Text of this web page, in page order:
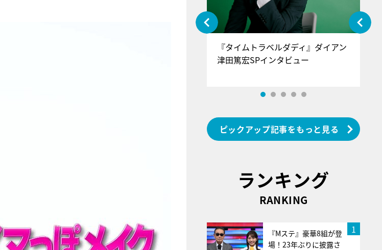
『タイムトラベルダディ』ダイアン
津田篤宏SPインタビュー
ピックアップ記事をもっと見る
ランキング
RANKING
1
『Mステ』豪華8組が登
場！23年ぶりに披露さ